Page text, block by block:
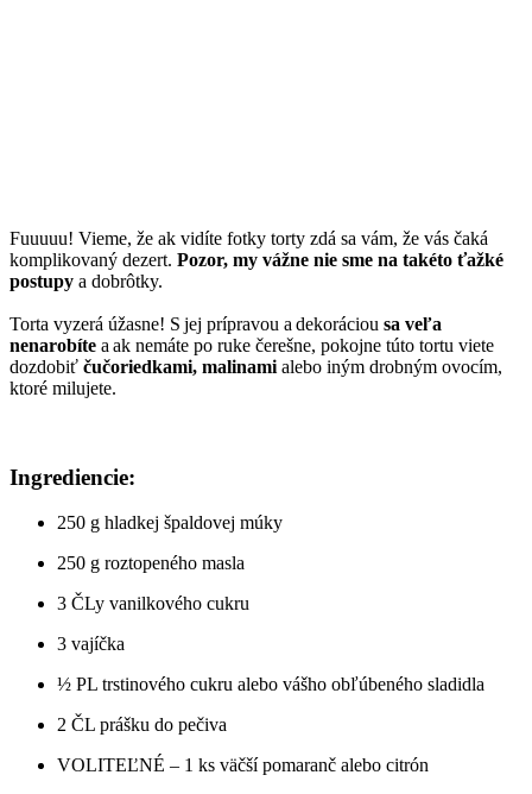
Fuuuuu! Vieme, že ak vidíte fotky torty zdá sa vám, že vás čaká
komplikovaný dezert. Pozor, my vážne nie sme na takéto ťažké
postupy a dobrôtky.
Torta vyzerá úžasne! S jej prípravou a dekoráciou sa veľa
nenarobíte a ak nemáte po ruke čerešne, pokojne túto tortu viete
dozdobiť čučoriedkami, malinami alebo iným drobným ovocím,
ktoré milujete.
Ingrediencie:
250 g hladkej špaldovej múky
250 g roztopeného masla
3 ČLy vanilkového cukru
3 vajíčka
½ PL trstinového cukru alebo vášho obľúbeného sladidla
2 ČL prášku do pečiva
VOLITEĽNÉ – 1 ks väčší pomaranč alebo citrón